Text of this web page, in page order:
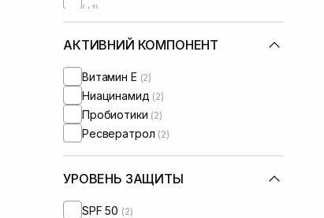
(+1)
Кожа лица с нарушенным
барьером(+2)
Кожа лица с нарушенным
АКТИВНИЙ КОМПОНЕНТ
Витамин Е (2)
Ниацинамид (2)
Пробиотики (2)
Ресвератрол (2)
УРОВЕНЬ ЗАЩИТЫ
SPF 50 (2)